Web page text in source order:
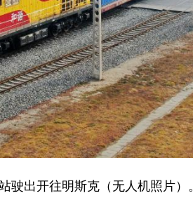
出开往明斯克（无人机照片）。